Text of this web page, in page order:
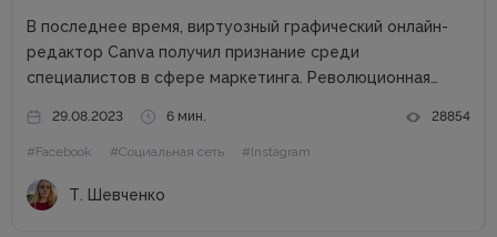
В последнее время, виртуозный графический онлайн-
редактор Canva получил признание среди
специалистов в сфере маркетинга. Революционная
сервис, позволяет максимально упростить работу с
графическим содержимым. Огромный ассортимент
готовых шаблонов, разнообразных шрифтов и
декоративных элементов позволяет даже неопытным...
29.08.2023 6 мин. 28854
#Facebook #Социальная сеть #Instagram
Т. Шевченко